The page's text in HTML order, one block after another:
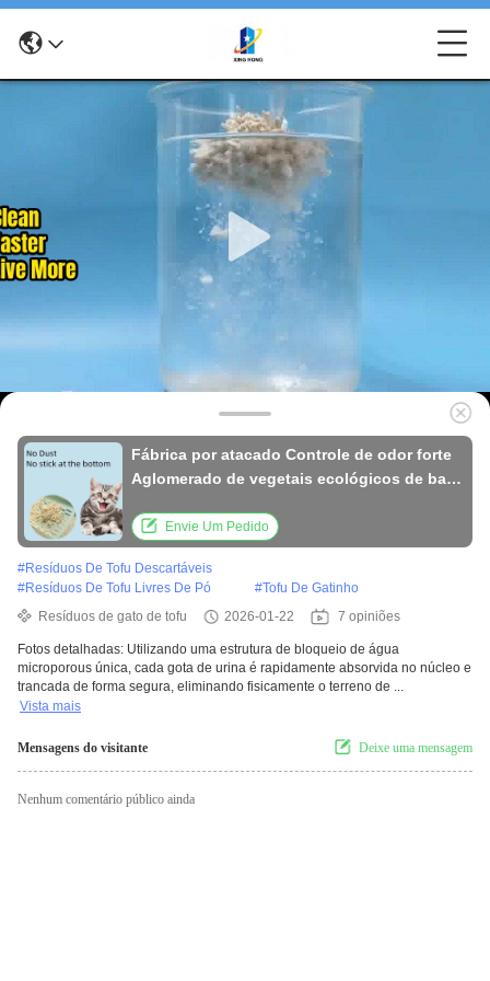
Fábrica por atacado Controle de odor forte
Aglomerado de vegetais ecológicos de base
Envie Um Pedido
#Resíduos De Tofu Descartáveis
#Resíduos De Tofu Livres De Pó #Tofu De Gatinho
Resíduos de gato de tofu
2026-01-22 7 opiniões
Fotos detalhadas: Utilizando uma estrutura de bloqueio de água
microporous única, cada gota de urina é rapidamente absorvida no núcleo e
trancada de forma segura, eliminando fisicamente o terreno de ...
Vista mais
Mensagens do visitante Deixe uma mensagem
Nenhum comentário público ainda